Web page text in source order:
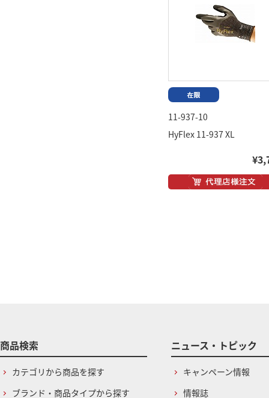
11-937-10
HyFlex 11-937 XL
商品検索
カテゴリから商品を探す
ブランド・商品タイプから探す
ニュース・トピック
キャンペーン情報
情報誌